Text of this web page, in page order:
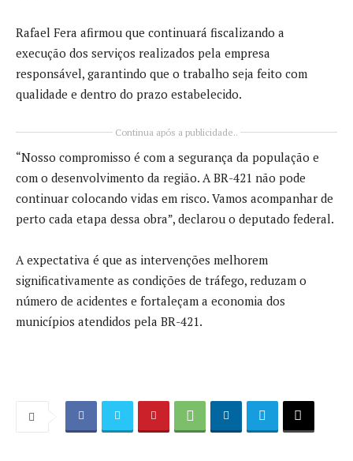
Rafael Fera afirmou que continuará fiscalizando a
execução dos serviços realizados pela empresa
responsável, garantindo que o trabalho seja feito com
qualidade e dentro do prazo estabelecido.
Continua após a publicidade..
“Nosso compromisso é com a segurança da população e
com o desenvolvimento da região. A BR-421 não pode
continuar colocando vidas em risco. Vamos acompanhar de
perto cada etapa dessa obra”, declarou o deputado federal.
A expectativa é que as intervenções melhorem
significativamente as condições de tráfego, reduzam o
número de acidentes e fortaleçam a economia dos
municípios atendidos pela BR-421.